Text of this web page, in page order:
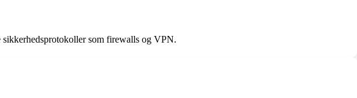
som firewalls og VPN.